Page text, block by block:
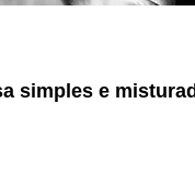
simples e